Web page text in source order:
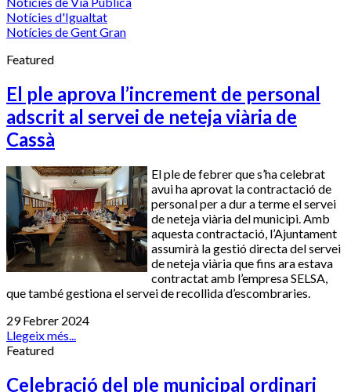
Notícies d'Igualtat
Notícies de Gent Gran
Featured
El ple aprova l’increment de personal
adscrit al servei de neteja viària de
Cassà
El ple de febrer que s’ha celebrat
avui ha aprovat la contractació de
personal per a dur a terme el servei
de neteja viària del municipi. Amb
aquesta contractació, l’Ajuntament
assumirà la gestió directa del servei
de neteja viària que fins ara estava
contractat amb l’empresa SELSA,
que també gestiona el servei de recollida d’escombraries.
29 Febrer 2024
Llegeix més...
Featured
Celebració del ple municipal ordinari